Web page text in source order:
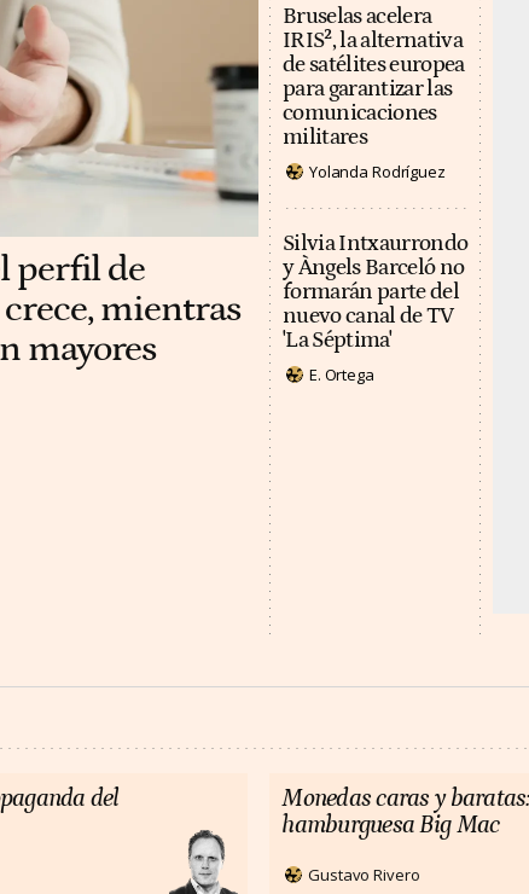
perfil de
mientras
mayores
Bruselas acelera
IRIS², la alternativa
de satélites europea
para garantizar las
comunicaciones
militares
Yolanda Rodríguez
Silvia Intxaurrondo
y Àngels Barceló no
formarán parte del
nuevo canal de TV
'La Séptima'
E. Ortega
del
Monedas caras y
hamburguesa Big Mac
Gustavo Rivero